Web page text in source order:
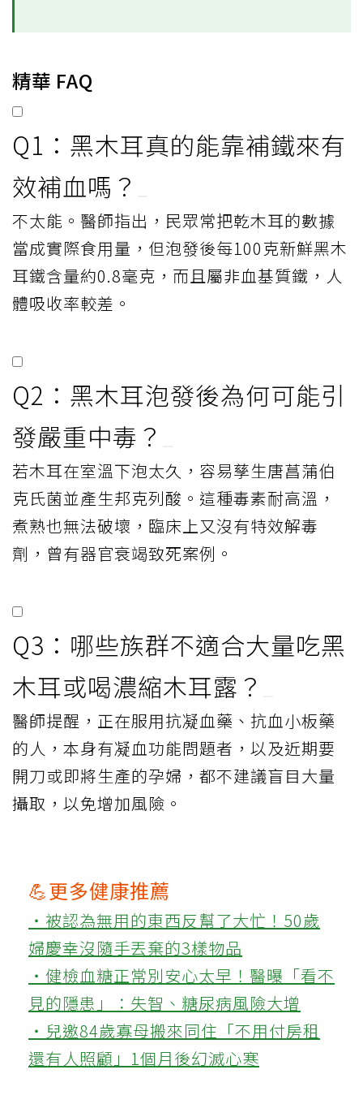
精華 FAQ
Q1：黑木耳真的能靠補鐵來有
效補血嗎？
不太能。醫師指出，民眾常把乾木耳的數據
當成實際食用量，但泡發後每100克新鮮黑木
耳鐵含量約0.8毫克，而且屬非血基質鐵，人
體吸收率較差。
Q2：黑木耳泡發後為何可能引
發嚴重中毒？
若木耳在室溫下泡太久，容易孳生唐菖蒲伯
克氏菌並產生邦克列酸。這種毒素耐高溫，
煮熟也無法破壞，臨床上又沒有特效解毒
劑，曾有器官衰竭致死案例。
Q3：哪些族群不適合大量吃黑
木耳或喝濃縮木耳露？
醫師提醒，正在服用抗凝血藥、抗血小板藥
的人，本身有凝血功能問題者，以及近期要
開刀或即將生產的孕婦，都不建議盲目大量
攝取，以免增加風險。
💪更多健康推薦
‧被認為無用的東西反幫了大忙！50歲
婦慶幸沒隨手丟棄的3樣物品
‧健檢血糖正常別安心太早！醫曝「看不
見的隱患」：失智、糖尿病風險大增
‧兒邀84歲寡母搬來同住「不用付房租
還有人照顧」1個月後幻滅心寒